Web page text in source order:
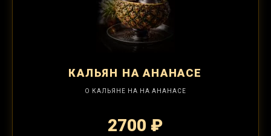
КАЛЬЯН НА АНАНАСЕ
О КАЛЬЯНЕ НА НА АНАНАСЕ
2700 ₽